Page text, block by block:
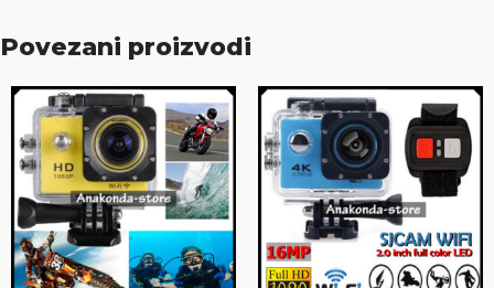
Povezani proizvodi